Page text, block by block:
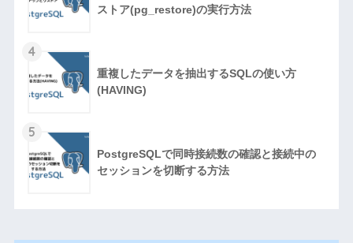
ストア(pg_restore)の実行方法
4
重複したデータを抽出するSQLの使い方
(HAVING)
5
PostgreSQLで同時接続数の確認と接続中の
セッションを切断する方法